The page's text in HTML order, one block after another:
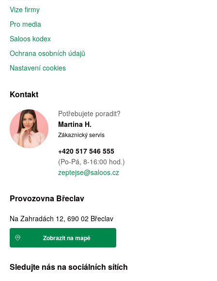
Vize firmy
Pro media
Saloos kodex
Ochrana osobních údajů
Nastavení cookies
Kontakt
Potřebujete poradit?
Martina H.
Zákaznický servis
+420 517 546 555
(Po-Pá, 8-16:00 hod.)
zeptejse@saloos.cz
Provozovna Břeclav
Na Zahradách 12, 690 02 Břeclav
Zobrazit na mapě
Sledujte nás na sociálních sítích